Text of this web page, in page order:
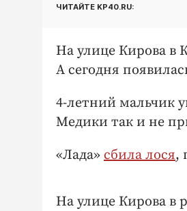
ЧИТАЙТЕ KP40.RU:
На улице Кирова в
А сегодня
4-летний мальчик
Медики так и не
«Лада» сбила лося,
На улице Кирова в